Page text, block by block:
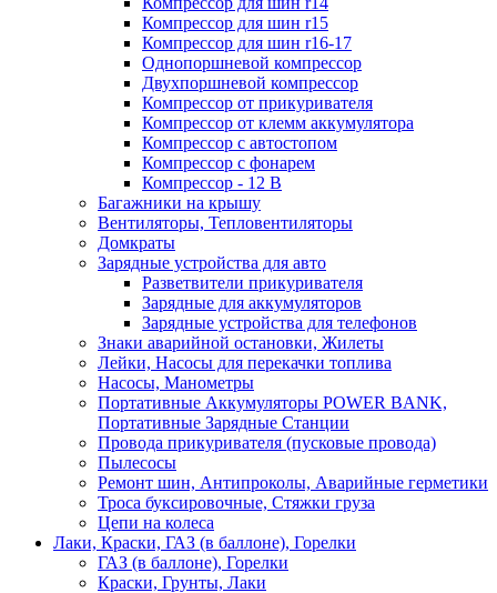
Компрессор для шин r15
Компрессор для шин r16-17
Однопоршневой компрессор
Двухпоршневой компрессор
Компрессор от прикуривателя
Компрессор от клемм аккумулятора
Компрессор с автостопом
Компрессор с фонарем
Компрессор - 12 В
Багажники на крышу
Вентиляторы, Тепловентиляторы
Домкраты
Зарядные устройства для авто
Разветвители прикуривателя
Зарядные для аккумуляторов
Зарядные устройства для телефонов
Знаки аварийной остановки, Жилеты
Лейки, Насосы для перекачки топлива
Насосы, Манометры
Портативные Аккумуляторы POWER BANK,
Портативные Зарядные Станции
Провода прикуривателя (пусковые провода)
Пылесосы
Ремонт шин, Антипроколы, Аварийные герметики
Троса буксировочные, Стяжки груза
Цепи на колеса
Лаки, Краски, ГАЗ (в баллоне), Горелки
ГАЗ (в баллоне), Горелки
Краски, Грунты, Лаки